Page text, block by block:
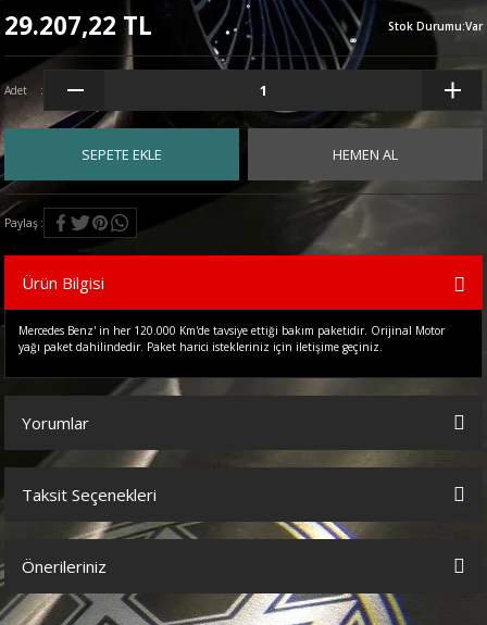
29.207,22 TL Stok Durumu:Var
Adet
SEPETE EKLE HEMEN AL
Paylaş
Ürün Bilgisi
Mercedes Benz' in her 120.000 Km'de tavsiye ettiği bakım paketidir. Orijinal Motor
yağı paket dahilindedir. Paket harici istekleriniz için iletişime geçiniz.
Yorumlar
Bu ürüne ilk yorumu siz yapın!
Taksit Seçenekleri
Önerileriniz
Bu ürünün fiyat bilgisi, resim, ürün açıklamalarında ve diğer